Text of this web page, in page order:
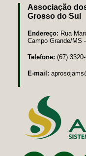
Associação
Grosso do Sul
Endereço: Rua
Campo Grande/MS
Telefone: (67)
E-mail: